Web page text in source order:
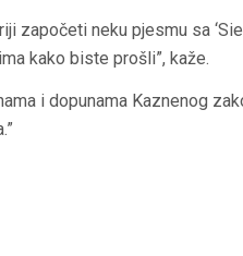
započeti neku pjesmu sa
kako biste prošli”, kaže.
i dopunama Kaznenog